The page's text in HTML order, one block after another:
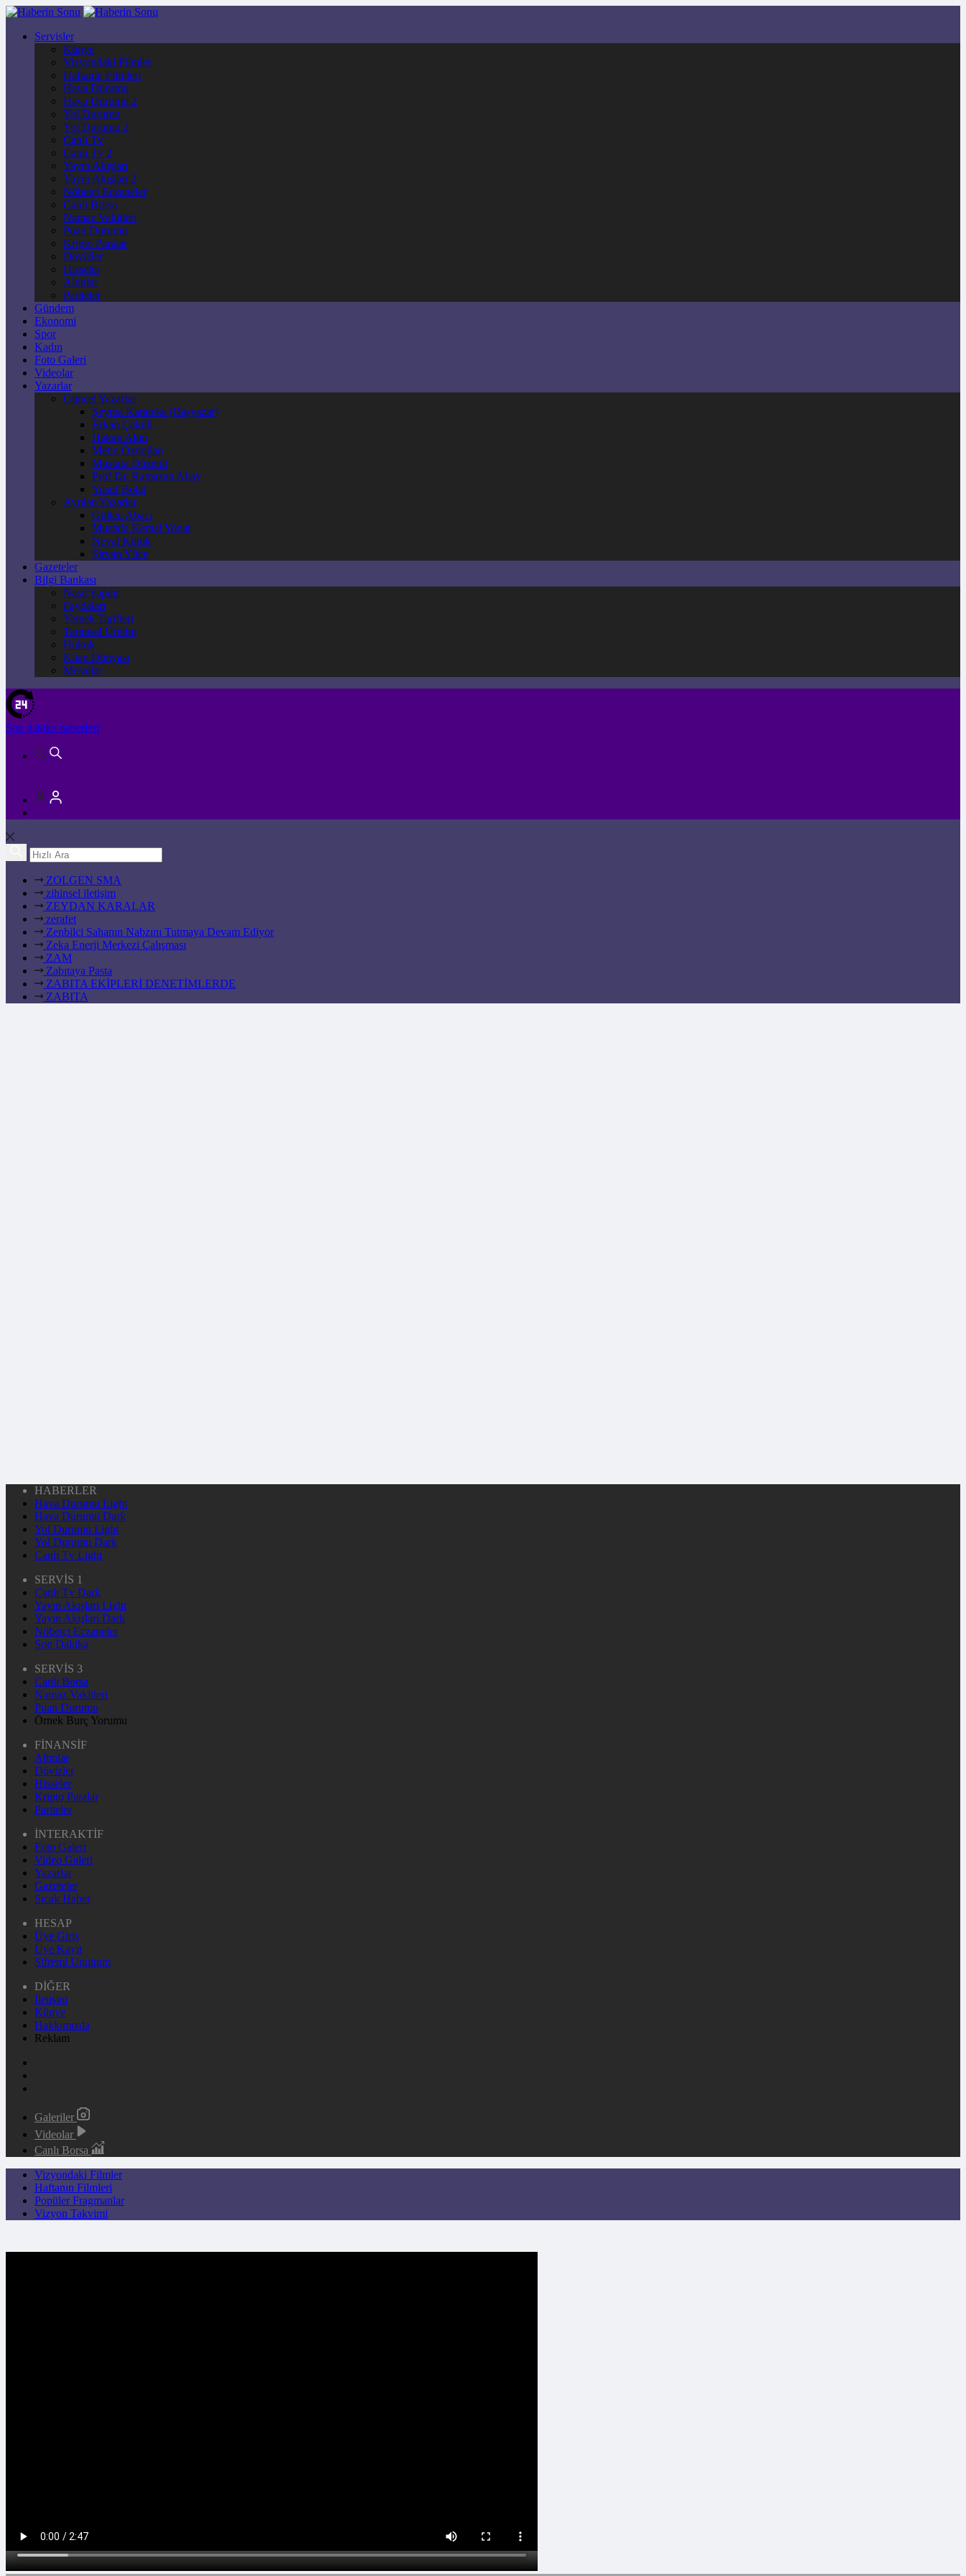
Servisler
Künye
Vizyondaki Filmler
Haftanin Filmleri
Hava Durumu
Hava Durumu 2
Yol Durumu
Yol Durumu 2
Canlı Tv
Canlı Tv 2
Yayın Akışları
Yayın Akışları 2
Nöbetçi Eczaneler
Canlı Borsa
Namaz Vakitleri
Puan Durumu
Kripto Paralar
Dövizler
Hisseler
Altınlar
Pariteler
Gündem
Ekonomi
Spor
Kadın
Foto Galeri
Videolar
Yazarlar
Güncel Yazarlar
Şeyma Karateke (Başyazar)
Erkan Çakıllı
Hakan Akın
Metin Özdoğan
Mustafa Düzenli
Prof Dr. Ramazan Abay
Yusuf Bolat
Ayrılan Yazarlar
Gülten Abacı
Mustafa Kemal Yonat
Neval Kütük
Şirvan Yüce
Gazeteler
Bilgi Bankası
Nasıl Yapılır
Faydaları
Yemek Tarifleri
Tarımsal Üretim
Hukuk
Kitap Dünyası
Mesajlar
Son dakika haberleri
ZOLGEN SMA
zihinsel iletişim
ZEYDAN KARALAR
zerafet
Zenbilci Sahanın Nabzını Tutmaya Devam Ediyor
Zeka Enerji Merkezi Çalışması
ZAM
Zabıtaya Pasta
ZABITA EKİPLERİ DENETİMLERDE
ZABITA
HABERLER
Hava Durumu Light
Hava Durumu Dark
Yol Durumu Light
Yol Durumu Dark
Canlı Tv Light
SERVİS 1
Canlı Tv Dark
Yayın Akışları Light
Yayın Akışları Dark
Nöbetçi Eczaneler
Son Dakika
SERVİS 3
Canlı Borsa
Namaz Vakitleri
Puan Durumu
Örnek Burç Yorumu
FİNANSİF
Altınlar
Dövizler
Hisseler
Kripto Paralar
Pariteler
İNTERAKTİF
Foto Galeri
Video Galeri
Yazarlar
Gazeteler
Sıcak Haber
HESAP
Üye Giriş
Üye Kayıt
Şifremi Unuttum
DİĞER
İletişim
Künye
Hakkımızda
Reklam
Galeriler
Videolar
Canlı Borsa
Vizyondaki Filmler
Haftanın Filmleri
Popüler Fragmanlar
Vizyon Takvimi